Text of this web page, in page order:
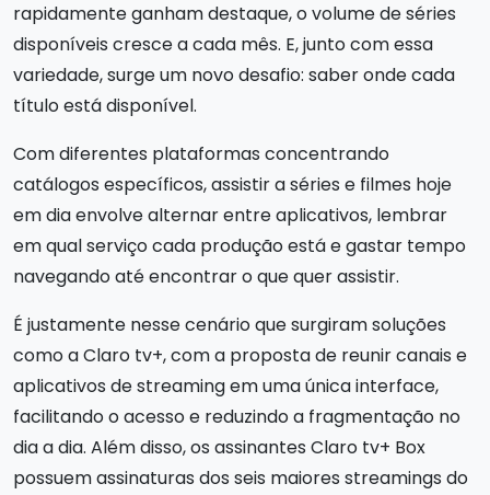
rapidamente ganham destaque, o volume de séries
disponíveis cresce a cada mês. E, junto com essa
variedade, surge um novo desafio: saber onde cada
título está disponível.
Com diferentes plataformas concentrando
catálogos específicos, assistir a séries e filmes hoje
em dia envolve alternar entre aplicativos, lembrar
em qual serviço cada produção está e gastar tempo
navegando até encontrar o que quer assistir.
É justamente nesse cenário que surgiram soluções
como a Claro tv+, com a proposta de reunir canais e
aplicativos de streaming em uma única interface,
facilitando o acesso e reduzindo a fragmentação no
dia a dia. Além disso, os assinantes Claro tv+ Box
possuem assinaturas dos seis maiores streamings do